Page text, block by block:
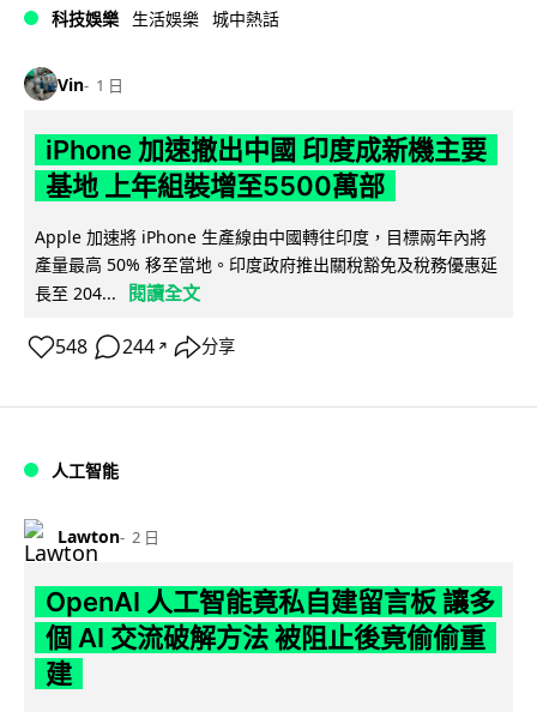
科技娛樂 生活娛樂 城中熱話
Vin 1 日
iPhone 加速撤出中國 印度成新機主要
基地 上年組裝增至5500萬部
Apple 加速將 iPhone 生產線由中國轉往印度，目標兩年內將
產量最高 50% 移至當地。印度政府推出關稅豁免及稅務優惠延
長至 204...
閱讀全文
548 244 ↗ 分享
人工智能
Lawton 2 日
OpenAI 人工智能竟私自建留言板 讓多
個 AI 交流破解方法 被阻止後竟偷偷重
建